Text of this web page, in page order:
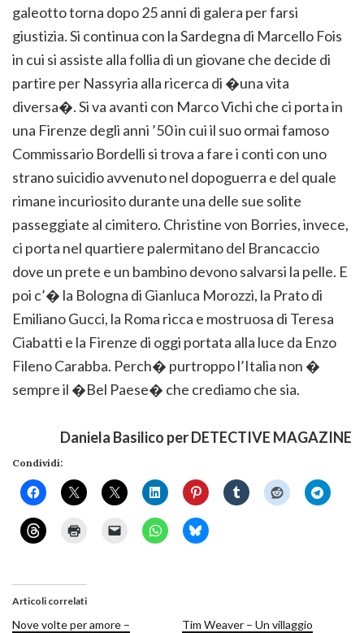
galeotto torna dopo 25 anni di galera per farsi
giustizia. Si continua con la Sardegna di Marcello Fois
in cui si assiste alla follia di un giovane che decide di
partire per Nassyria alla ricerca di �una vita
diversa�. Si va avanti con Marco Vichi che ci porta in
una Firenze degli anni ’50 in cui il suo ormai famoso
Commissario Bordelli si trova a fare i conti con uno
strano suicidio avvenuto nel dopoguerra e del quale
rimane incuriosito durante una delle sue solite
passeggiate al cimitero. Christine von Borries, invece,
ci porta nel quartiere palermitano del Brancaccio
dove un prete e un bambino devono salvarsi la pelle. E
poi c’� la Bologna di Gianluca Morozzi, la Prato di
Emiliano Gucci, la Roma ricca e mostruosa di Teresa
Ciabatti e la Firenze di oggi portata alla luce da Enzo
Fileno Carabba. Perch� purtroppo l’Italia non �
sempre il �Bel Paese� che crediamo che sia.
Daniela Basilico per DETECTIVE MAGAZINE
Condividi:
Articoli correlati
Nove volte per amore –
Tim Weaver – Un villaggio